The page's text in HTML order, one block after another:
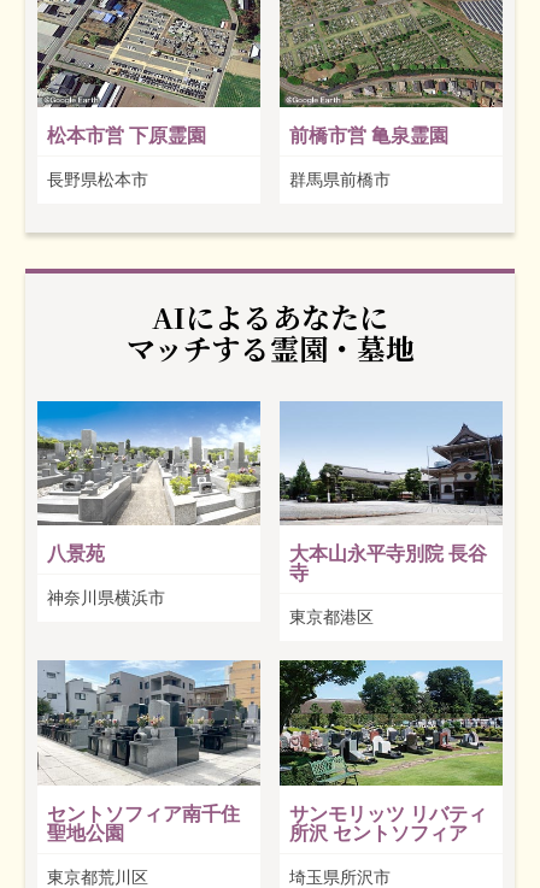
松本市営 下原霊園
長野県松本市
前橋市営 亀泉霊園
群馬県前橋市
AIによるあなたに
マッチする霊園・墓地
八景苑
神奈川県横浜市
大本山永平寺別院 長谷
寺
東京都港区
セントソフィア南千住
聖地公園
東京都荒川区
サンモリッツ リバティ
所沢 セントソフィア
埼玉県所沢市